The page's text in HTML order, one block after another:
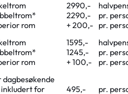
rom
2990,-
2290,-
+ 200,-
pr.
pr.
rom
1595,-
1245,-
+ 100,-
pr.
pr.
dagbesøkende
for
495,- pr.